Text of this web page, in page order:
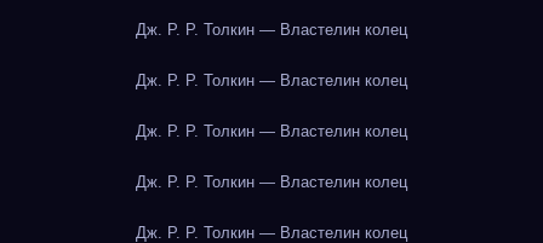
Дж. Р. Р. Толкин — Властелин колец
Дж. Р. Р. Толкин — Властелин колец
Дж. Р. Р. Толкин — Властелин колец
Дж. Р. Р. Толкин — Властелин колец
Дж. Р. Р. Толкин — Властелин колец